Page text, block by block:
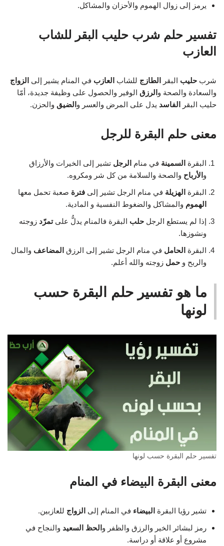
يرمز إلى زوال الهموم والأحزان والمشاكل.
تفسير حلم شرب حليب البقر للشاب
العازب
شرب حليب البقر الطازج للشاب العازب في المنام يشير إلى الزواج
والسعادة والصحة و الرزق الوفير والحصول على وظيفة جديدة، أمّا
حليب البقر
الفاسد يدل على المرض والعسر و الضيق والحزن.
معنى حلم البقرة للرجل
البقرة السمينة في منام الرجل تشير إلى الخيرات والأرزاق
و الأرباح والصحة والسلامة من كل شر ومكروه.
البقرة الهزيلة في منام الرجل تشير إلى فترة صعبة تحمل معها
الهموم والمشاكل والضغوط النفسية و المادية.
إذا لم يستطع الرجل حلب البقرة فالمنام يدلُّ علىتمرّد زوجته
ونشوزها.
البقرة الحامل في منام الرجل تشير إلى الرزق المضاعف والمال
والربح و حمل زوجته والله أعلم.
ما هو تفسير حلم البقرة حسب
لونها
تفسير حلم البقرة حسب لونها
معنى البقرة البيضاء في المنام
تشير رؤيا البقرة البيضاء في المنام إلى الزواج للعازبين.
رمز لبشائر الخير والرزق والظفر و الحظ السعيد والنجاح في
مشروع أو علاقة أو دراسة.